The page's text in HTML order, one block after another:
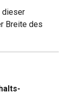
dieser
Breite des